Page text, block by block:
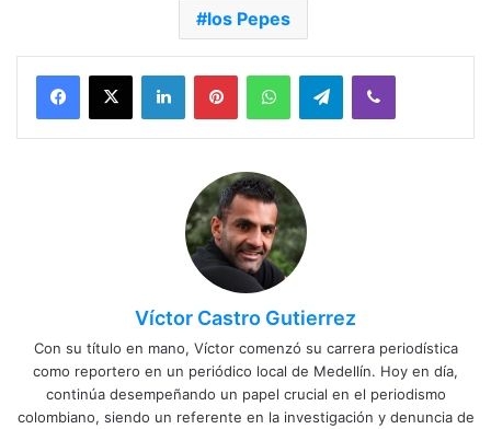
los Pepes
Facebook
X LinkedInPinterestWhatsAppTelegramViber
Víctor Castro Gutierrez
Con su título en mano, Víctor comenzó su carrera periodística
como reportero en un periódico local de Medellín. Hoy en día,
continúa desempeñando un papel crucial en el periodismo
colombiano, siendo un referente en la investigación y denuncia de